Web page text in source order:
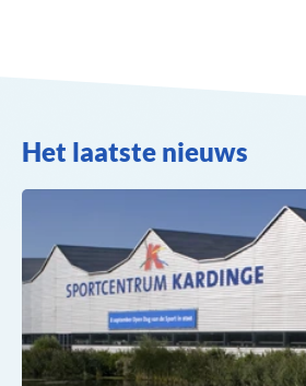
Het laatste nieuws